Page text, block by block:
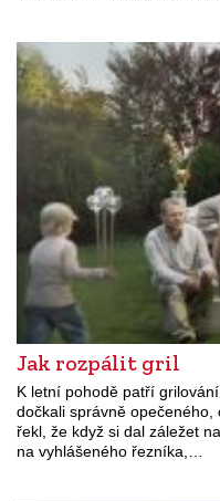
Jak rozpálit gril
K letní pohodě patří
dočkali správně
řekl, že když si dal záležet
na vyhlášeného řezníka,…